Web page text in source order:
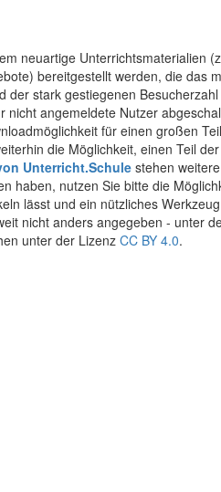
neuartige Unterrichtsmaterialien
bereitgestellt werden, die das
der stark gestiegenen
nicht angemeldete Nutzer
für einen großen
die Möglichkeit, einen Teil der
Unterricht.Schulestehen weitere
haben, nutzen Sie bitte die
lässt und ein nützliches
nicht anders angegeben - unter
unter der Lizenz CC BY 4.0.